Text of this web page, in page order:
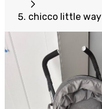
chicco little